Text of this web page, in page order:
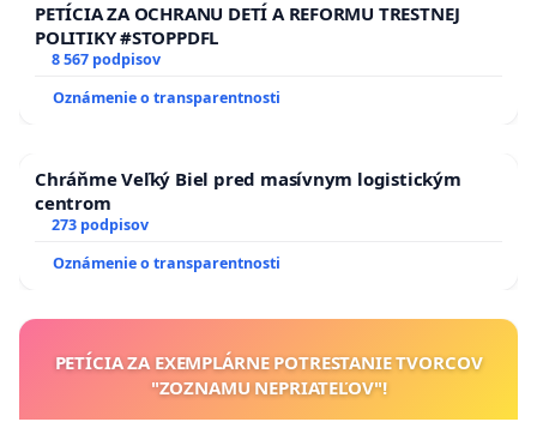
PETÍCIA ZA OCHRANU DETÍ A REFORMU TRESTNEJ
POLITIKY #STOPPDFL
8 567 podpisov
Oznámenie o transparentnosti
Chráňme Veľký Biel pred masívnym logistickým
centrom
273 podpisov
Oznámenie o transparentnosti
PETÍCIA ZA EXEMPLÁRNE POTRESTANIE TVORCOV
"ZOZNAMU NEPRIATEĽOV"!